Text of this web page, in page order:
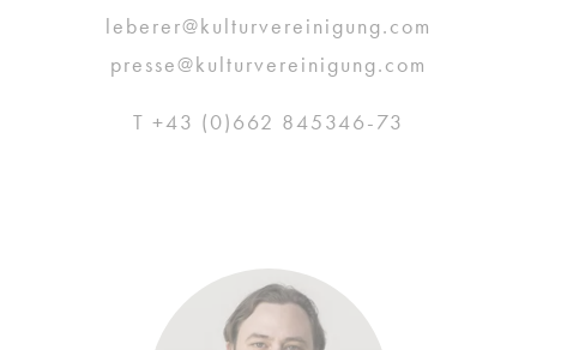
leberer@kulturvereinigung.com
presse@kulturvereinigung.com
T +43 (0)662 845346-73